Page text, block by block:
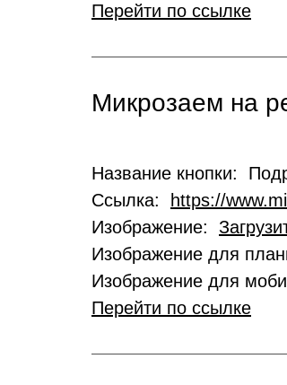
Перейти по ссылке
Микрозаем на
Название кнопки:
Ссылка:
https://
Изображение:
Изображение для
Изображение для
Перейти по ссылке